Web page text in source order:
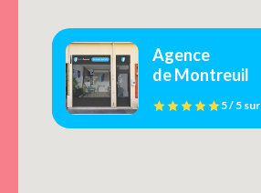
Agence
de Montreuil
5 / 5sur